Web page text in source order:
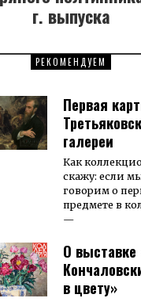
г. выпуска
РЕКОМЕНДУЕМ
Первая
галереи
Как
скажу: если
говорим о
предмете в
—
О выставке
в цвету»